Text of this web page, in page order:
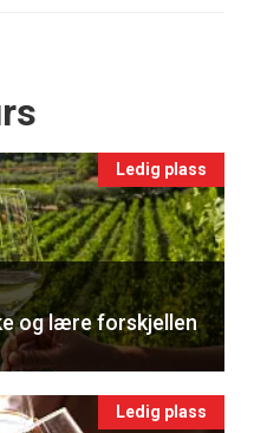
Ledig plass
og lære forskjellen
Ledig plass